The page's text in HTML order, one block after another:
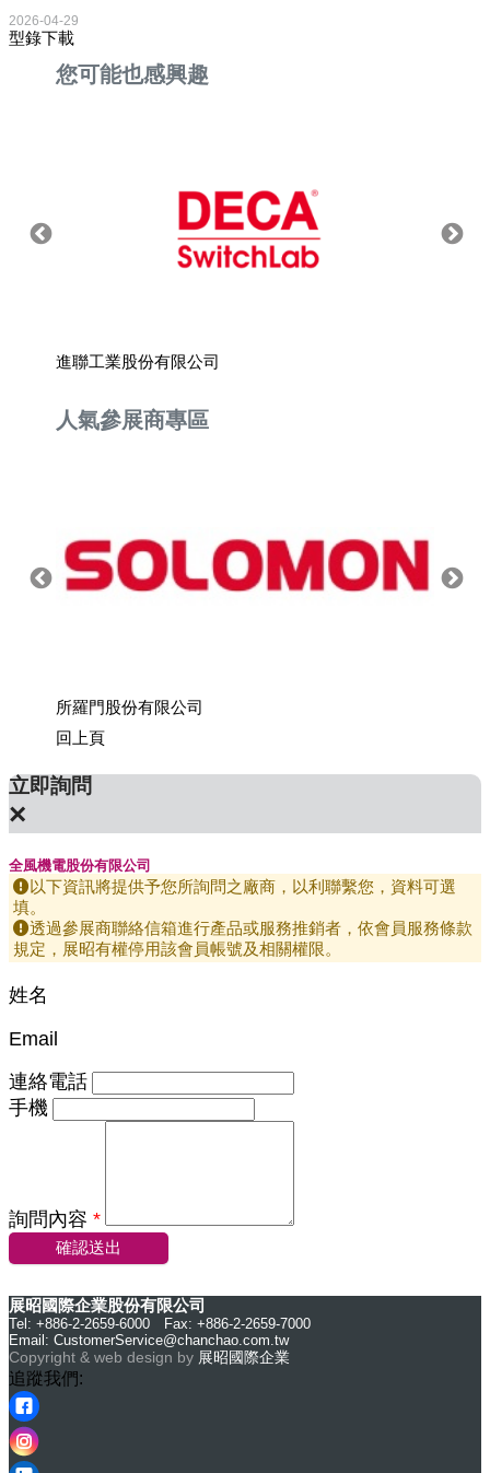
2026-04-29
型錄下載
您可能也感興趣
進聯工業股份有限公司
人氣參展商專區
所羅門股份有限公司
回上頁
立即詢問
×
全風機電股份有限公司
以下資訊將提供予您所詢問之廠商，以利聯繫您，資料可選
填。
透過參展商聯絡信箱進行產品或服務推銷者，依會員服務條款
規定，展昭有權停用該會員帳號及相關權限。
姓名
Email
連絡電話
手機
詢問內容 *
確認送出
展昭國際企業股份有限公司
Tel: +886-2-2659-6000 Fax: +886-2-2659-7000
Email: CustomerService@chanchao.com.tw
Copyright & web design by 展昭國際企業
追蹤我們: